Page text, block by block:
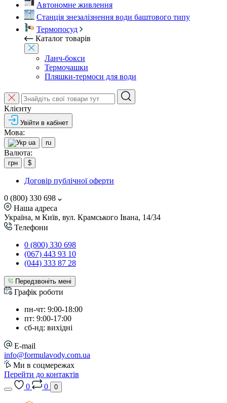
Автономне живлення
Станція знезалізнення води баштового типу
Термопосуд
Каталог товарів
Ланч-бокси
Термочашки
Пляшки-термоси для води
Клієнту
Увійти в кабінет
Мова:
ua ru
Валюта:
грн $
Договір публічної оферти
0 (800) 330 698
Наша адреса
Україна, м Київ, вул. Крамського Івана, 14/34
Телефони
0 (800) 330 698
(067) 443 93 10
(044) 333 87 28
Передзвоніть мені
Графік роботи
пн-чт: 9:00-18:00
пт: 9:00-17:00
сб-нд: вихідні
E-mail
info@formulavody.com.ua
Ми в соцмережах
Перейти до контактів
0
0 0